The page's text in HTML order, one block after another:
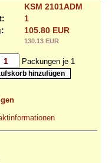
KSM 2101ADM
1
105.80 EUR
130.13 EUR
Packungen je 1